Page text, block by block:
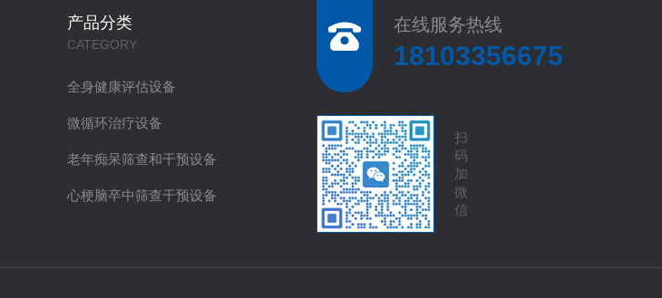
产品分类
CATEGORY
全身健康评估设备
微循环治疗设备
老年痴呆筛查和干预设备
心梗脑卒中筛查干预设备
在线服务热线
18103356675
扫
码
加
微
信